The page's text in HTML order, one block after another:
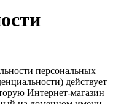
персональных
действует
Интернет-магазин